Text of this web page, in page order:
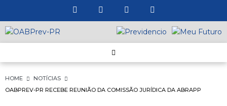
HOME
NOTÍCIAS
OABPREV-PR RECEBE REUNIÃO DA COMISSÃO JURÍDICA DA ABRAPP